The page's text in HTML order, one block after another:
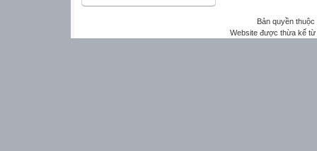
Bản quyền
Website được thừa kế từ